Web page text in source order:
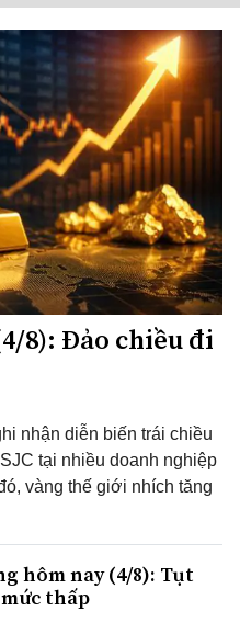
8): Đảo chiều đi
nhận diễn biến trái chiều
tại nhiều doanh nghiệp
vàng thế giới nhích tăng
hôm nay (4/8): Tụt
thấp